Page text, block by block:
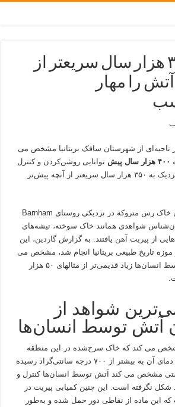
انسان‌ها ۳۵۰ هزار سال سریعتر از
را مهار
از شهرستان سافک بریتانیا مشخص می
۴۰۰ هزار سال پیش
توانایی روشن‌کردن و کنترل
آتش را داشته‌اند، یعنی نزدیک به ۳۵۰ هزار سال سریعتر از آنچه پیش‌تر
در این محل که یک معدن خاک رس متروکه در نزدیکی روستای Barnham
شواهدی همانند خاک سوخته، تیشه‌های
از پیریت آهن یافتند. به گزارش گاردین، این
تاریخ طبیعی بریتانیا انجام شد، مشخص می
کند روشن‌کردن آتش توسط انسان‌ها زیاد قدیمی‌تر از مثالهای ۵۰ هزار
شواهد از
آتش توسط انسان‌ها
می کند که خاک سرخ‌شده در این منطقه
چندین بار حرارت دیده و دمای آن به بیشتر از ۷۰۰ درجه سانتی‌گراد رسیده
مشخص می کند آتش توسط انسان‌ها کنترل و
نگرفته است. این چنین کمیابی پیریت در
این ماده از نقاطی دور حمل شده و به‌طور